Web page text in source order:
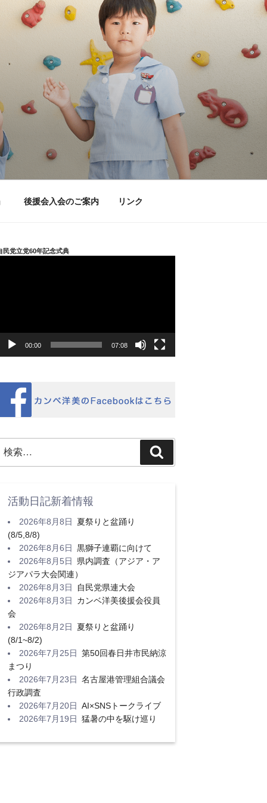
後援会入会のご案内 リンク
民党立党60年記念式典
00:00 07:08
:
索
活動日記新着情報
2026年8月8日
夏祭りと盆踊り
(8/5,8/8)
2026年8月6日 黒獅子連覇に向けて
2026年8月5日
県内調査（アジア・ア
ジアパラ大会関連）
2026年8月3日
自民党県連大会
2026年8月3日
カンベ洋美後援会役員
会
2026年8月2日
夏祭りと盆踊り
(8/1~8/2)
2026年7月25日 第50回春日井市民納涼
まつり
2026年7月23日 名古屋港管理組合議会
行政調査
2026年7月20日 AI×SNSトークライブ
2026年7月19日 猛暑の中を駆け巡り